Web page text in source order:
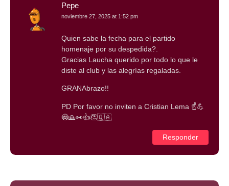
Pepe
noviembre 27, 2025 at 1:52 pm
Quien sabe la fecha para el partido
homenaje por su despedida?.
Gracias Laucha querido por todo lo que le
diste al club y las alegrías regaladas.
GRANAbrazo!!
PD Por favor no inviten a Cristian Lema ☝️💪
😳🙏👀👍👏🇶🇦
Responder